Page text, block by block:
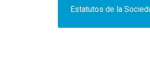
Estatutos de la